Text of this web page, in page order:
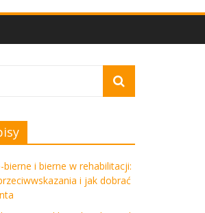
bierne i bierne w rehabilitacji:
i jak dobrać